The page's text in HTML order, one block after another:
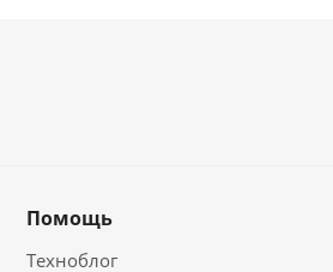
Помощь
Техноблог